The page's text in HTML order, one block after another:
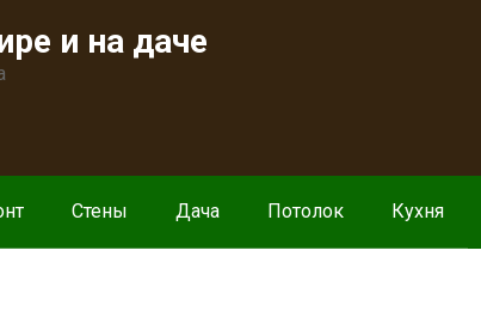
и на даче
Стены Дача Потолок Кухня